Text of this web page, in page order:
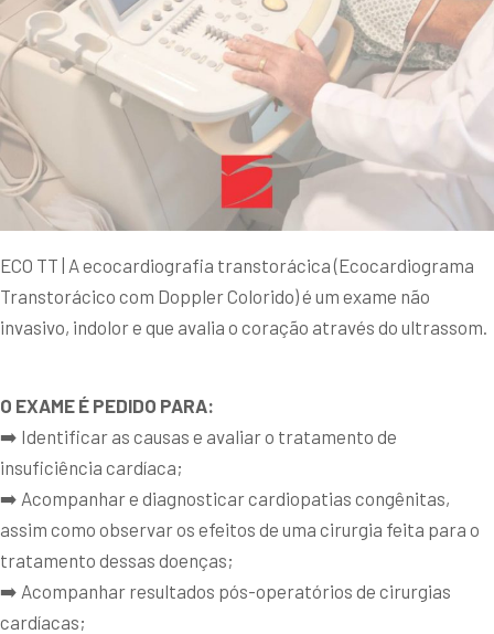
ECO TT | A ecocardiografia transtorácica (Ecocardiograma
Transtorácico com Doppler Colorido) é um exame não
invasivo, indolor e que avalia o coração através do ultrassom.
O EXAME É PEDIDO PARA:
➡️ Identificar as causas e avaliar o tratamento de
insuficiência cardíaca;
➡️ Acompanhar e diagnosticar cardiopatias congênitas,
assim como observar os efeitos de uma cirurgia feita para o
tratamento dessas doenças;
➡️ Acompanhar resultados pós-operatórios de cirurgias
cardíacas;